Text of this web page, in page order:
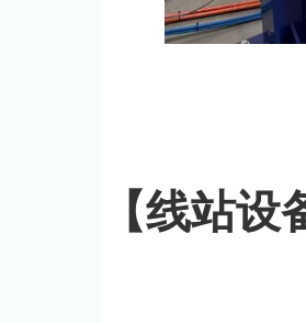
【线站